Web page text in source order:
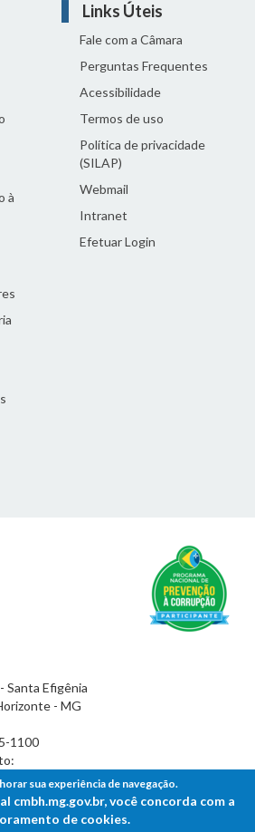
à
Links Úteis
Fale com a Câmara
Perguntas Frequentes
Acessibilidade
Termos de uso
Política de privacidade
(SILAP)
Webmail
Intranet
Efetuar Login
Santa Efigênia
- MG
1100
sua experiência de navegação.
cmbh.mg.gov.br, você concorda com a
de cookies.